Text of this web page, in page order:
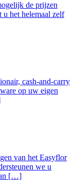
de prijzen
het helemaal zelf
cash-and-carry
op uw eigen
van het Easyflor
we u
[…]